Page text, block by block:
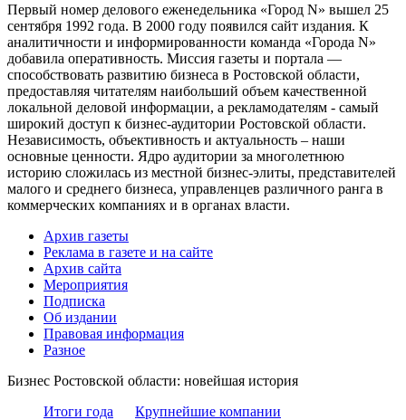
Первый номер делового еженедельника «Город N» вышел 25
сентября 1992 года. В 2000 году появился сайт издания. К
аналитичности и информированности команда «Города N»
добавила оперативность. Миссия газеты и портала —
способствовать развитию бизнеса в Ростовской области,
предоставляя читателям наибольший объем качественной
локальной деловой информации, а рекламодателям - самый
широкий доступ к бизнес-аудитории Ростовской области.
Независимость, объективность и актуальность – наши
основные ценности. Ядро аудитории за многолетнюю
историю сложилась из местной бизнес-элиты, представителей
малого и среднего бизнеса, управленцев различного ранга в
коммерческих компаниях и в органах власти.
Архив газеты
Реклама в газете и на сайте
Архив сайта
Мероприятия
Подписка
Об издании
Правовая информация
Разное
Бизнес Ростовской области: новейшая история
Итоги года
Крупнейшие компании